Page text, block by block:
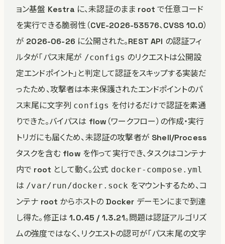
ョン基盤 Kestra に、未認証のまま root で任意コード
を実行できる脆弱性（CVE-2026-53576、CVSS 10.0）
が 2026-06-26 に公開された。REST API の認証フィ
ルタが「パス末尾が /configs のリクエストは公開設
定エンドポイント」と判定して認証をスキップする実装だ
ったため、攻撃者は本来保護されたエンドポイントのパ
ス末尾に文字列 configs を付けるだけで認証を素通
りできた。バイパスは flow（ワークフロー）の作成・実行
トリガにも届くため、未認証の攻撃者が Shell/Process
タスクを含む flow を作って実行でき、タスクはコンテナ
内で root として動く。公式 docker-compose.yml
は /var/run/docker.sock をマウントするため、コ
ンテナ root からホストの Docker デーモンにまで到達
し得た。修正は 1.0.45 / 1.3.21。問題は認証アルゴリズ
ムの強度ではなく、リクエストの認可が「パス末尾の文字